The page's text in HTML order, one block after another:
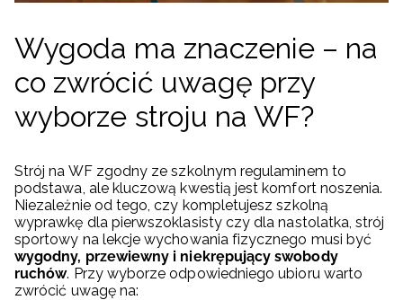
Wygoda ma znaczenie – na
co zwrócić uwagę przy
wyborze stroju na WF?
Strój na WF zgodny ze szkolnym regulaminem to
podstawa, ale kluczową kwestią jest komfort noszenia.
Niezależnie od tego, czy kompletujesz szkolną
wyprawkę dla pierwszoklasisty czy dla nastolatka, strój
sportowy na lekcje wychowania fizycznego musi być
wygodny, przewiewny i niekrępujący swobody
ruchów. Przy wyborze odpowiedniego ubioru warto
zwrócić uwagę na: